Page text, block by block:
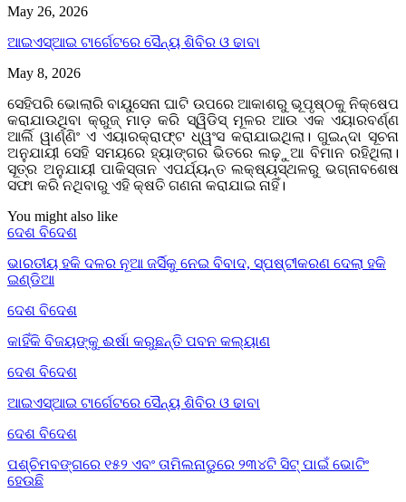
May 26, 2026
ଆଇଏସ୍‌ଆଇ ଟାର୍ଗେଟରେ ସୈନ୍ୟ ଶିବିର ଓ ଢାବା
May 8, 2026
ସେହିପରି ଭୋଲାରି ବାୟୁସେନା ଘାଟି ଉପରେ ଆକାଶରୁ ଭୂପୃଷ୍ଠକୁ ନିକ୍ଷେପ
କରାଯାଉଥିବା କ୍ରୁଜ୍ ମାଡ଼ କରି ସ୍ୱିଡିସ୍ ମୂଳର ଆଉ ଏକ ଏୟାରବର୍ଣ୍ଣ
ଆର୍ଲି ୱାର୍ଣ୍ଣିଂ ଏ ଏୟାରକ୍ରାଫ୍ଟ ଧ୍ୱଂସ କରାଯାଇଥିଲା। ଗୁଇନ୍ଦା ସୂଚନା
ଅନୁଯାୟୀ ସେହି ସମୟରେ ହ୍ୟାଙ୍ଗର ଭିତରେ ଲଢ଼ୁଆ ବିମାନ ରହିଥିଲା।
ସୂତ୍ର ଅନୁଯାୟୀ ପାକିସ୍ତାନ ଏପର୍ଯ୍ୟନ୍ତ ଲକ୍ଷ୍ୟସ୍ଥଳରୁ ଭଗ୍ନାବଶେଷ
ସଫା କରି ନଥିବାରୁ ଏହି କ୍ଷତି ଗଣନା କରାଯାଇ ନାହିଁ।
You might also like
ଦେଶ ବିଦେଶ
ଭାରତୀୟ ହକି ଦଳର ନୂଆ ଜର୍ସିକୁ ନେଇ ବିବାଦ, ସ୍ପଷ୍ଟୀକରଣ ଦେଲା ହକି
ଇଣ୍ଡିଆ
ଦେଶ ବିଦେଶ
କାହିଁକି ବିଜୟଙ୍କୁ ଈର୍ଷା କରୁଛନ୍ତି ପବନ କଲ୍ୟାଣ
ଦେଶ ବିଦେଶ
ଆଇଏସ୍‌ଆଇ ଟାର୍ଗେଟରେ ସୈନ୍ୟ ଶିବିର ଓ ଢାବା
ଦେଶ ବିଦେଶ
ପଶ୍ଚିମବଙ୍ଗରେ ୧୫୨ ଏବଂ ତାମିଲନାଡୁରେ ୨୩୪ଟି ସିଟ୍ ପାଇଁ ଭୋଟିଂ
ହେଉଛି